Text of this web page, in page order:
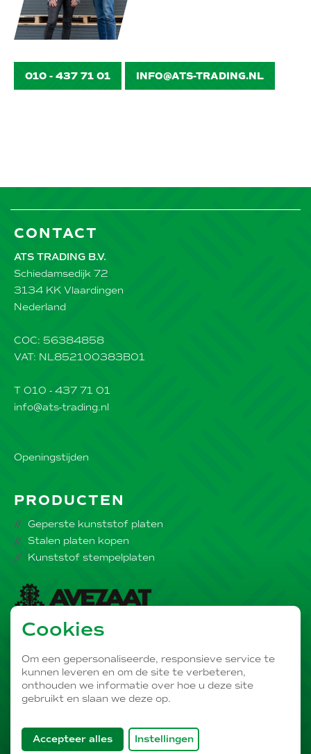
Cookies
Om een gepersonaliseerde, responsieve service te
kunnen leveren en om de site te verbeteren,
onthouden we informatie over hoe u deze site
gebruikt en slaan we deze op.
Accepteer alles
qua cookies en sluit deze popup.
Instellingen
010 - 437 71 01 INFO@ATS-TRADING.NL
CONTACT
ATS TRADING B.V.
Schiedamsedijk 72
3134 KK Vlaardingen
Nederland
COC: 56384858
VAT: NL852100383B01
T 010 - 437 71 01
info@ats-trading.nl
Openingstijden
PRODUCTEN
Geperste kunststof platen
Stalen platen kopen
Kunststof stempelplaten
AVEZAAT Bedrijvengroep
SITEMAP
VOORWAARDEN
ONTWERP EN REALISATIE:ESENS DESIGN
LINKEDIN